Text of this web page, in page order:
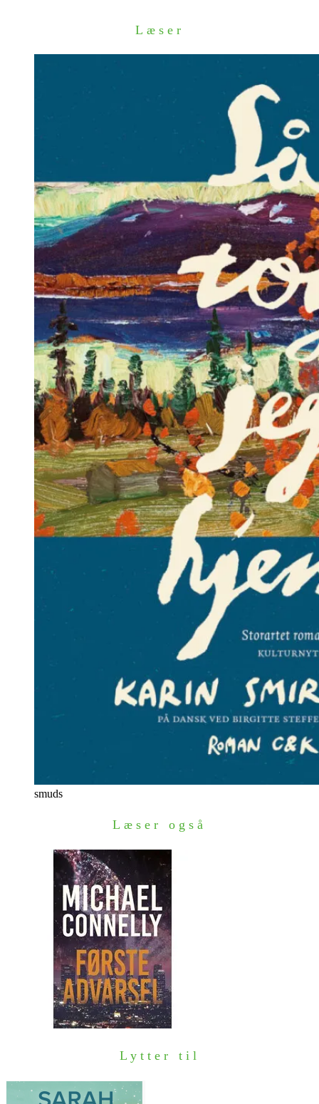
Læser
smuds
Læser også
Lytter til